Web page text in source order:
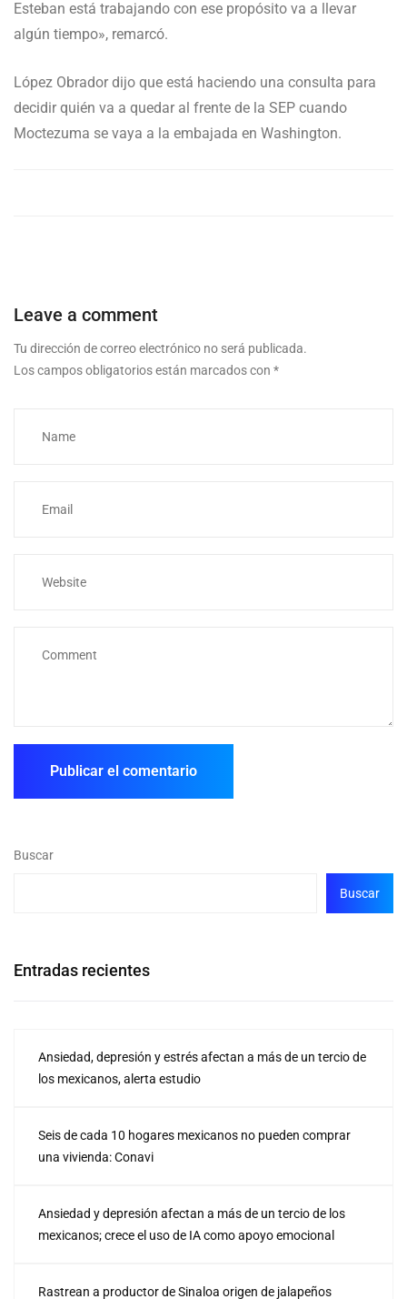
Esteban está trabajando con ese propósito va a llevar
algún tiempo», remarcó.
López Obrador dijo que está haciendo una consulta para
decidir quién va a quedar al frente de la SEP cuando
Moctezuma se vaya a la embajada en Washington.
Leave a comment
Tu dirección de correo electrónico no será publicada.
Los campos obligatorios están marcados con *
Buscar
Buscar
Entradas recientes
Ansiedad, depresión y estrés afectan a más de un tercio de
los mexicanos, alerta estudio
Seis de cada 10 hogares mexicanos no pueden comprar
una vivienda: Conavi
Ansiedad y depresión afectan a más de un tercio de los
mexicanos; crece el uso de IA como apoyo emocional
Rastrean a productor de Sinaloa origen de jalapeños